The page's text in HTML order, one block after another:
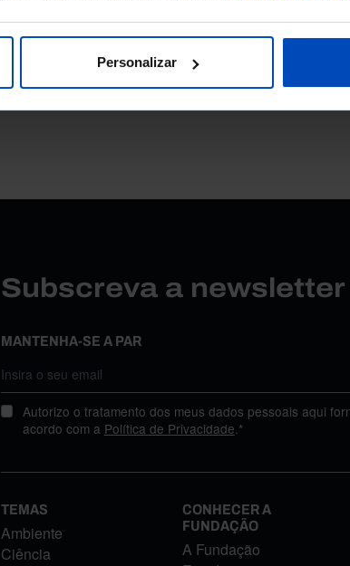
Personalizar
Subscreva a
MANTENHA-SE A PAR
Autorizo o tratamento dos meus dados pessoais aqui
acordo com a Política de Privacidade.*
TEMAS
Ambiente
Ciência
CONHECER A
FUNDAÇÃO
A Fundação